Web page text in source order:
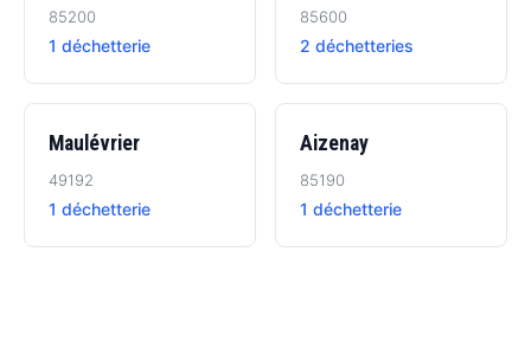
85200
1 déchetterie
85600
2 déchetteries
Maulévrier
49192
1 déchetterie
Aizenay
85190
1 déchetterie